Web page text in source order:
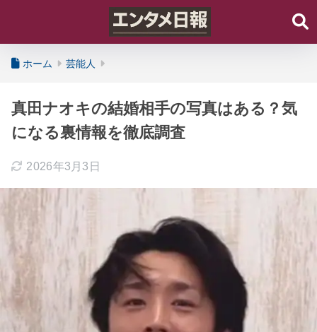
ホーム 芸能人
真田ナオキの結婚相手の写真はある？気
になる裏情報を徹底調査
2026年3月3日